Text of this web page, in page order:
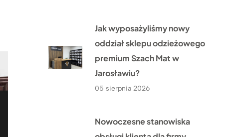
Jak wyposażyliśmy nowy
oddział sklepu odzieżowego
premium Szach Mat w
Jarosławiu?
05 sierpnia 2026
Nowoczesne stanowiska